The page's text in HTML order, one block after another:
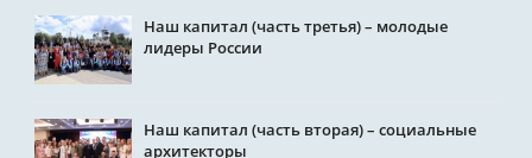
Наш капитал (часть третья) – молодые
лидеры России
Наш капитал (часть вторая) – социальные
архитекторы